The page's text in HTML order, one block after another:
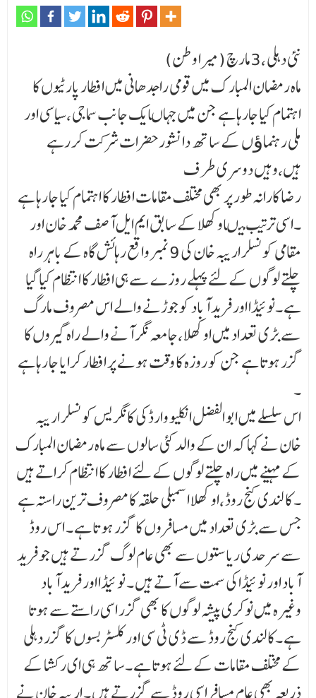
نئی دہلی ،3مارچ (میرا وطن)
ماہ رمضان المبار ک میں قومی راجدھانی میں افطار پارٹیوں کا
اہتمام کیا جارہا ہے جن میں جہاںایک جا نب سماجی ،سیاسی اور
ملی رہنماﺅں کے ساتھ دانشورحضرات شرکت کر رہے
ہیں،وہیں دوسری طر ف
رضا کارانہ طور پر بھی مختلف مقامات افطار کا اہتمام کیا جا رہا ہے
۔اسی ترتیب میںاوکھلا کے سابق ایم ایل آصف محمد خان اور
مقامی کونسلر اریبہ خان کی 9نمبر واقع رہائش گاہ کے باہر راہ
چلتے لوگوں کے لئے پہلے روزے سے ہی افطار کا انتظام کیا گیا
ہے ۔نوئیڈا اور فرید آباد کو جوڑنے والے اس مصروف مارگ
سے بڑی تعداد میں اوکھلا ،جامعہ نگر آنے والے راہ گیروں کا
گزر ہوتا ہے جن کو روزہ کا وقت ہونے پر افطار کرایا جا رہا ہے
۔
اس سلسلے میں ابو الفضل انکلیو وارڈ کی کانگریس کونسلر اریبہ
خان نے کہا کہ ان کے والد کئی سالوں سے ماہ رمضان المبارک
کے مہینے میں راہ چلتے لوگوں کے لئے افطار کا انتظام کراتے ہیں
۔ کا لندی کنج روڈ ،او کھلا اسمبلی حلقہ کا مصروف ترین راستہ ہے
جس سے بڑی تعداد میں مسافر وں کا گزر ہو تا ہے ۔ اس روڈ
سے سرحدی ریاستوں سے بھی عام لوگ گزر تے ہیں جو فرید
آباد اور نو ئیڈا کی سمت سے آتے ہیں ۔ نو ئیڈا اور فرید آباد
وغیرہ میں نوکری پیشہ لوگوں کا بھی گز ر اسی راستے سے ہوتا
ہے ۔کالندی کنج روڈ سے ڈ ی ٹی سی اور کلسٹر بسوں کا گزر دہلی
کے مختلف مقامات کے لئے ہوتا ہے ۔ساتھ ہی ای رکشا کے